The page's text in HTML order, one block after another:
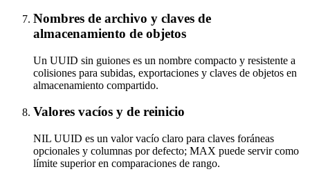
Nombres de archivo y claves de
almacenamiento de objetos
Un UUID sin guiones es un nombre compacto y resistente a
colisiones para subidas, exportaciones y claves de objetos en
almacenamiento compartido.
Valores vacíos y de reinicio
NIL UUID es un valor vacío claro para claves foráneas
opcionales y columnas por defecto; MAX puede servir como
límite superior en comparaciones de rango.